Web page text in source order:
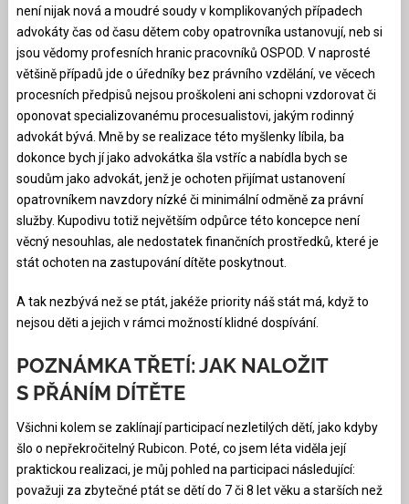
není nijak nová a moudré soudy v komplikovaných případech
advokáty čas od času dětem coby opatrovníka ustanovují, neb si
jsou vědomy profesních hranic pracovníků OSPOD. V naprosté
většině případů jde o úředníky bez právního vzdělání, ve věcech
procesních předpisů nejsou proškoleni ani schopni vzdorovat či
oponovat specializovanému procesualistovi, jakým rodinný
advokát bývá. Mně by se realizace této myšlenky líbila, ba
dokonce bych jí jako advokátka šla vstříc a nabídla bych se
soudům jako advokát, jenž je ochoten přijímat ustanovení
opatrovníkem navzdory nízké či minimální odměně za právní
služby. Kupodivu totiž největším odpůrce této koncepce není
věcný nesouhlas, ale nedostatek finančních prostředků, které je
stát ochoten na zastupování dítěte poskytnout.
A tak nezbývá než se ptát, jakéže priority náš stát má, když to
nejsou děti a jejich v rámci možností klidné dospívání.
POZNÁMKA TŘETÍ: JAK NALOŽIT
S PŘÁNÍM DÍTĚTE
Všichni kolem se zaklínají participací nezletilých dětí, jako kdyby
šlo o nepřekročitelný Rubicon. Poté, co jsem léta viděla její
praktickou realizaci, je můj pohled na participaci následující:
považuji za zbytečné ptát se dětí do 7 či 8 let věku a starších než